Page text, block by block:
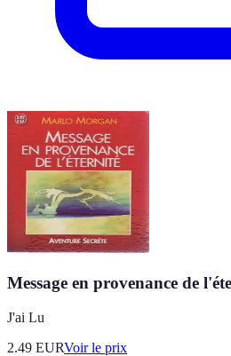
Message en provenance de
J'ai Lu
2.49 EURVoir le prix